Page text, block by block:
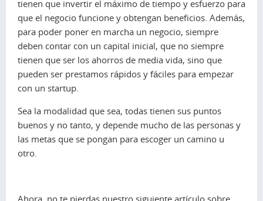
tienen que invertir el máximo de tiempo y esfuerzo para
que el negocio funcione y obtengan beneficios. Además,
para poder poner en marcha un negocio, siempre
deben contar con un capital inicial, que no siempre
tienen que ser los ahorros de media vida, sino que
pueden ser prestamos rápidos y fáciles para empezar
con un startup.
Sea la modalidad que sea, todas tienen sus puntos
buenos y no tanto, y depende mucho de las personas y
las metas que se pongan para escoger un camino u
otro.
Ahora, no te pierdas nuestro siguiente artículo sobre